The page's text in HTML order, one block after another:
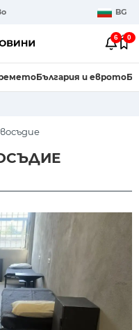
BG
6 0
България и еврото